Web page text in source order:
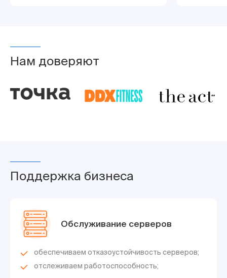
Нам доверяют
Поддержка бизнеса
Обслуживание серверов
обеспечиваем отказоустойчивость серверов;
отслеживаем работоспособность;